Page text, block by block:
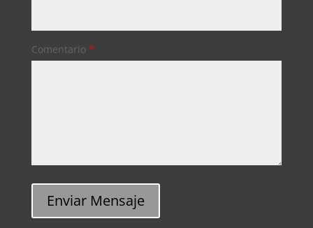
Comentario *
Enviar Mensaje